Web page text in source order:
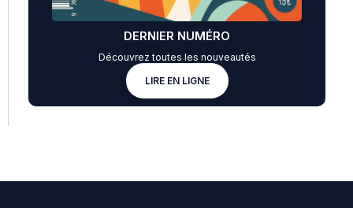
DERNIER NUMÉRO
Découvrez toutes les nouveautés
LIRE EN LIGNE